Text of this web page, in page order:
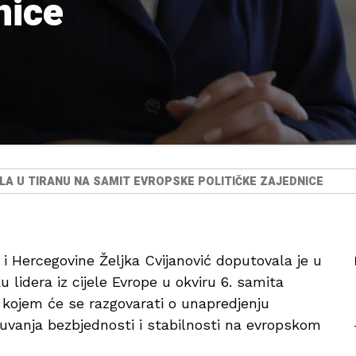
U TIRANU NA SAMIT EVROPSKE POLITIČKE ZAJEDNICE
Hercegovine Željka Cvijanović doputovala je u
lidera iz cijele Evrope u okviru 6. samita
će se razgovarati o unapredjenju
bezbjednosti i stabilnosti na evropskom